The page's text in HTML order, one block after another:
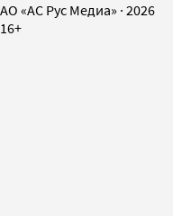
AO «АС Рус Медиа» · 2026
16+